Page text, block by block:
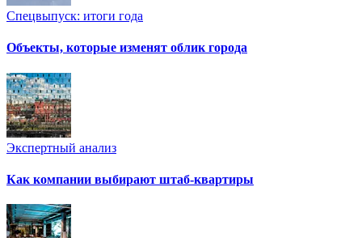
Спецвыпуск: итоги года
Объекты, которые изменят облик города
Экспертный анализ
Как компании выбирают штаб-квартиры